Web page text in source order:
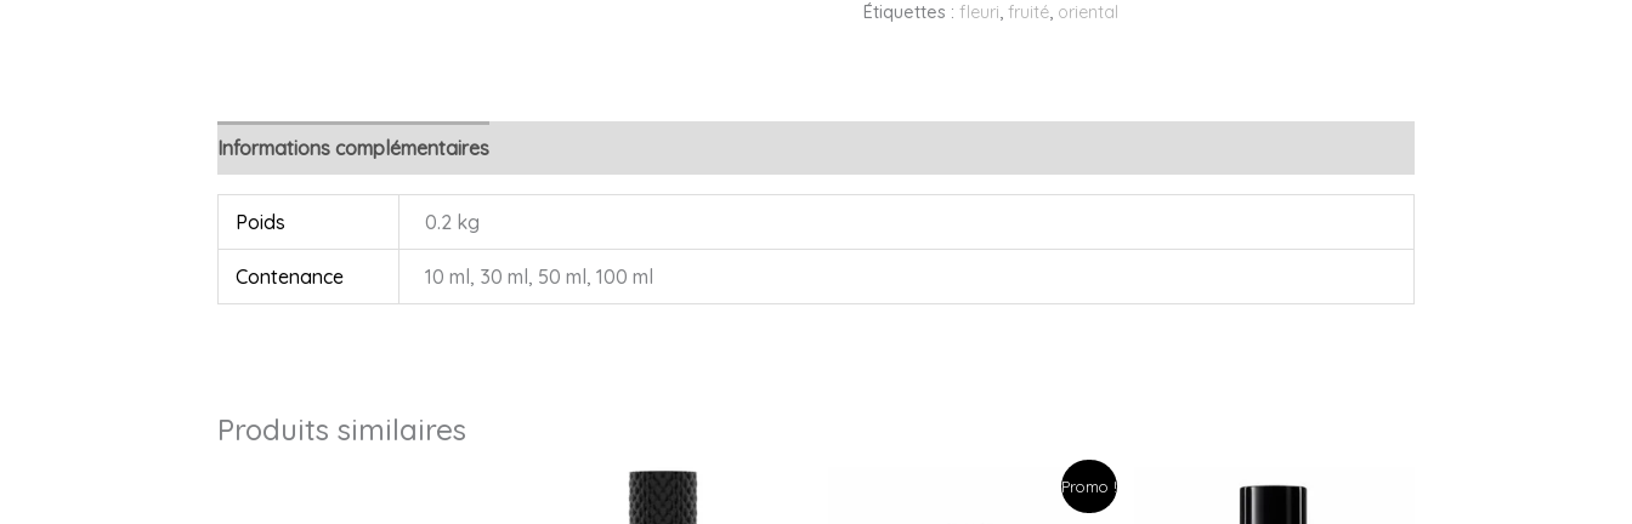
Étiquettes :fleuri,fruité, oriental
Informations complémentaires
Poids 0.2 kg
Contenance 10 ml, 30 ml, 50 ml, 100 ml
Produits similaires
Promo !